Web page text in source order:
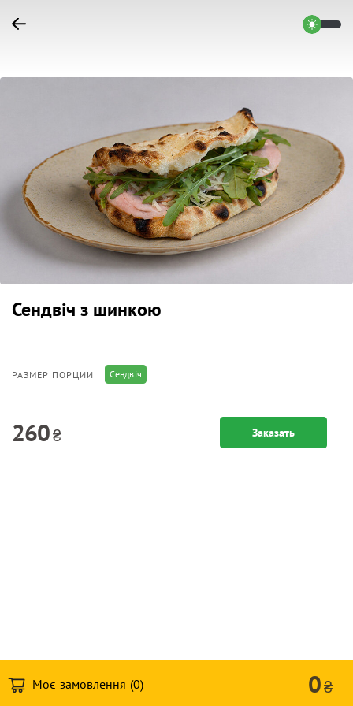
Сендвіч з шинкою
РАЗМЕР ПОРЦИИ Сендвіч
260₴ Заказать
Моє замовлення (0) 0₴